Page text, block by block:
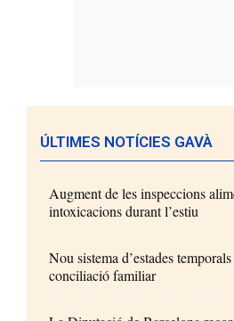
ÚLTIMES NOTÍCIES GAVÀ
Augment de les inspeccions
intoxicacions durant l’estiu
Nou sistema d’estades
conciliació familiar